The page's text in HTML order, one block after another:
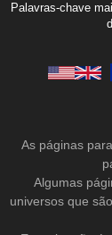
Palavras-chave
As páginas
Algumas
universos que